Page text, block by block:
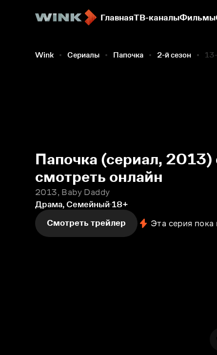
ГлавнаяТВ-каналыФильмы
Wink Сериалы Папочка 2-й сезон
Папочка (сериал, 2013)
смотреть онлайн
2013, Baby Daddy
Драма, Семейный 18+
Смотреть трейлер
Эта серия пока